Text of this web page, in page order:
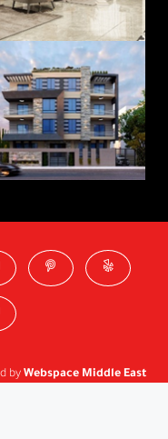
by Webspace Middle East